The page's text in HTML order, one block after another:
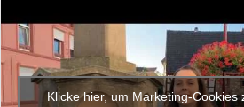
Klicke hier, um Marketing-Cookies